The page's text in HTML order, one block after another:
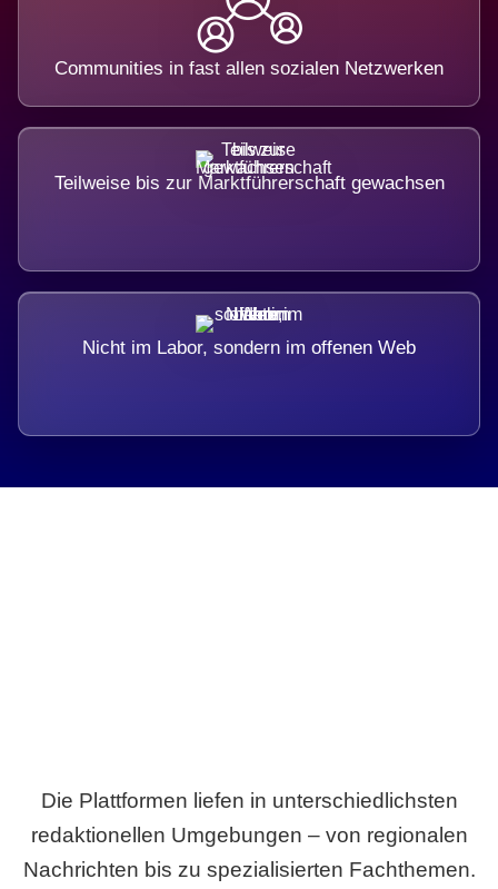
Communities in fast allen sozialen Netzwerken
Teilweise bis zur Marktführerschaft gewachsen
Nicht im Labor, sondern im offenen Web
Die Plattformen liefen in unterschiedlichsten
redaktionellen Umgebungen – von regionalen
Nachrichten bis zu spezialisierten Fachthemen.